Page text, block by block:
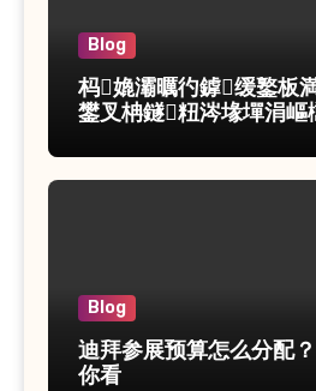
Blog
杩嫓灞曞彴鎼缓鐜板
鐢叉柟鐩粈涔堟墠涓嶇
Blog
迪拜参展预算怎么分配
你看